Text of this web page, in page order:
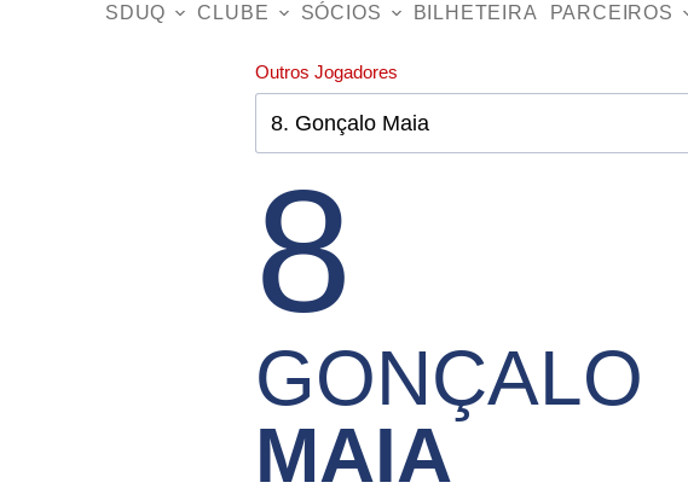
SDUQ CLUBE SÓCIOS BILHETEIRA PARCEIROS
Outros Jogadores
8
GONÇALO
MAIA